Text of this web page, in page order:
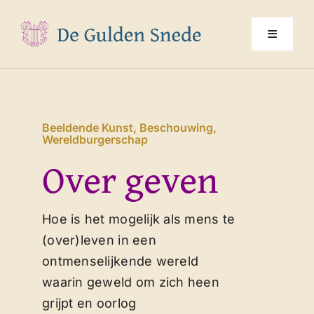
naar
inhoud
Toggle
Over ons
Programma
Beeldende Kunst, Beschouwing,
Wereldburgerschap
Over geven
Hoe is het mogelijk als mens te
(over)leven in een
ontmenselijkende wereld
waarin geweld om zich heen
grijpt en oorlog